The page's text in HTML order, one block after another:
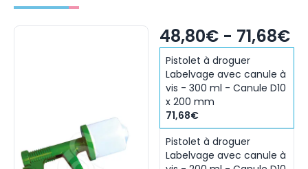
48,80€ - 71,68€
Pistolet à droguer
Labelvage avec canule à
vis - 300 ml - Canule D10
x 200 mm
71,68€
Pistolet à droguer
Labelvage avec canule à